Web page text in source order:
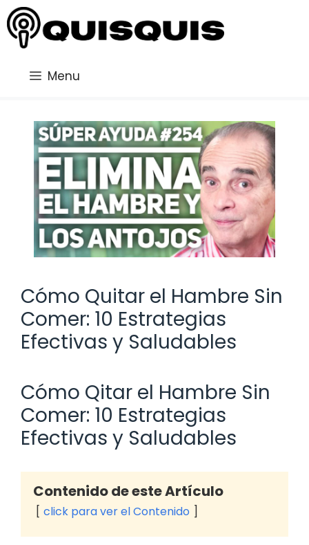
Saltar
al
contenido
Menu
Cómo Quitar el Hambre Sin
Comer: 10 Estrategias
Efectivas y Saludables
Cómo Qitar el Hambre Sin
Comer: 10 Estrategias
Efectivas y Saludables
Contenido de este Artículo
click para ver el Contenido